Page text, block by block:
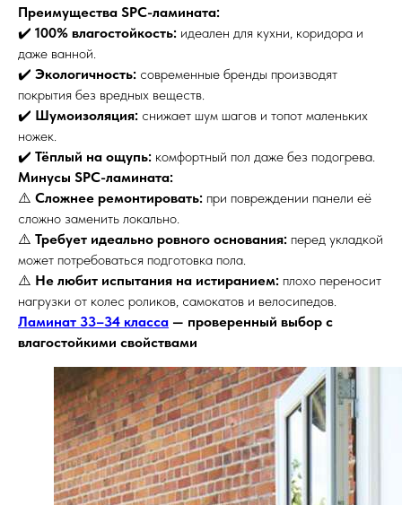
Преимущества SPC-ламината:
✔️ 100% влагостойкость: идеален для кухни, коридора и
даже ванной.
✔️ Экологичность: современные бренды производят
покрытия без вредных веществ.
✔️ Шумоизоляция: снижает шум шагов и топот маленьких
ножек.
✔️ Тёплый на ощупь: комфортный пол даже без подогрева.
Минусы SPC-ламината:
⚠️ Сложнее ремонтировать: при повреждении панели её
сложно заменить локально.
⚠️ Требует идеально ровного основания: перед укладкой
может потребоваться подготовка пола.
⚠️ Не любит испытания на истиранием: плохо переносит
нагрузки от колес роликов, самокатов и велосипедов.
Ламинат 33–34 класса — проверенный выбор с
влагостойкими свойствами